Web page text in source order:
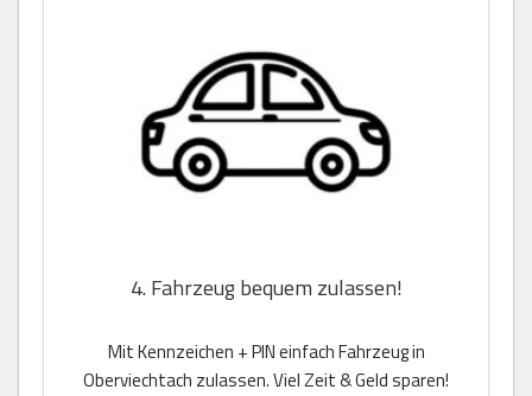
4. Fahrzeug bequem zulassen!
Mit Kennzeichen + PIN einfach Fahrzeug in
Oberviechtach zulassen. Viel Zeit & Geld sparen!